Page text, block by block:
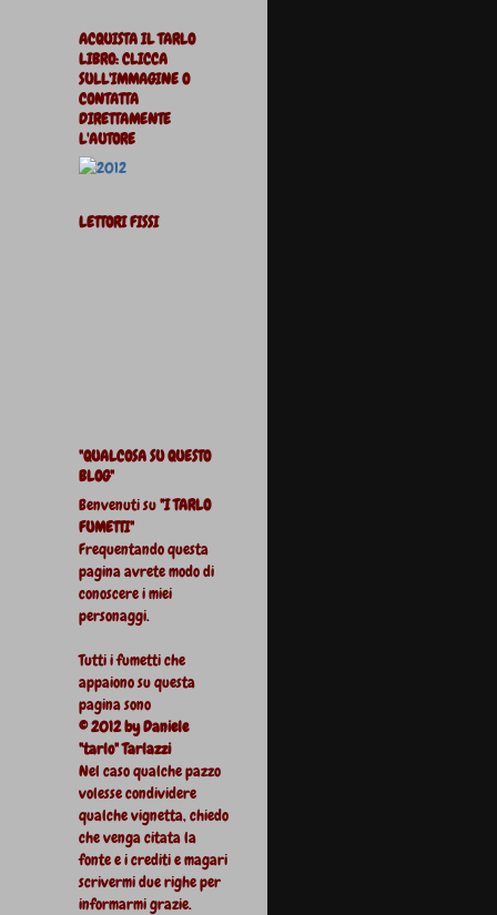
ACQUISTA IL TARLO
LIBRO: CLICCA
SULL'IMMAGINE O
CONTATTA
DIRETTAMENTE
L'AUTORE
LETTORI FISSI
"QUALCOSA SU QUESTO
BLOG"
Benvenuti su"I TARLO
FUMETTI"
Frequentando questa
pagina avrete modo di
conoscere i miei
personaggi.
Tutti i fumetti che
appaiono su questa
pagina sono
© 2012 by Daniele
"tarlo" Tarlazzi
Nel caso qualche pazzo
volesse condividere
qualche vignetta, chiedo
che venga citata la
fonte e i crediti e magari
scrivermi due righe per
informarmi grazie.